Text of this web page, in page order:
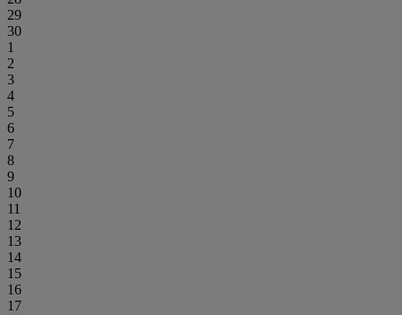
29
30
1
2
3
4
5
6
7
8
9
10
11
12
13
14
15
16
17